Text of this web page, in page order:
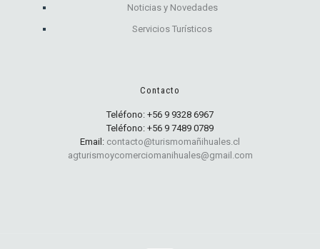
Noticias y Novedades
Servicios Turísticos
Contacto
Teléfono: +56 9 9328 6967
Teléfono: +56 9 7489 0789
Email: contacto@turismomañihuales.cl
agturismoycomerciomanihuales@gmail.com